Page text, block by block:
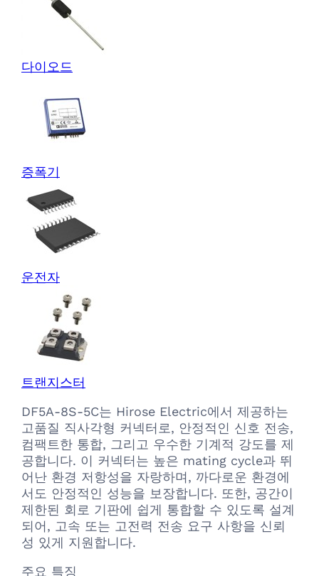
다이오드
증폭기
운전자
트랜지스터
DF5A-8S-5C는 Hirose Electric에서 제공하는
고품질 직사각형 커넥터로, 안정적인 신호 전송,
컴팩트한 통합, 그리고 우수한 기계적 강도를 제
공합니다. 이 커넥터는 높은 mating cycle과 뛰
어난 환경 저항성을 자랑하며, 까다로운 환경에
서도 안정적인 성능을 보장합니다. 또한, 공간이
제한된 회로 기판에 쉽게 통합할 수 있도록 설계
되어, 고속 또는 고전력 전송 요구 사항을 신뢰
성 있게 지원합니다.
주요 특징